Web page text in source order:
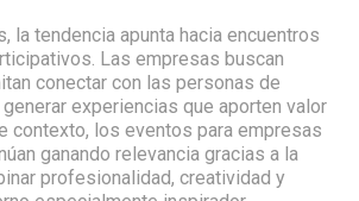
la tendencia apunta hacia encuentros
Las empresas buscan
conectar con las personas de
experiencias que aporten valor
contexto, los eventos para empresas
ganando relevancia gracias a la
profesionalidad, creatividad y